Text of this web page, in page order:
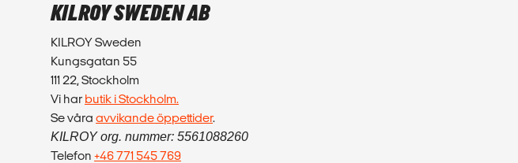
KILROY SWEDEN AB
KILROY Sweden
Kungsgatan 55
111 22, Stockholm
Vi har butik i Stockholm.
Se våra avvikande öppettider.
KILROY org. nummer: 5561088260
Telefon +46 771 545 769